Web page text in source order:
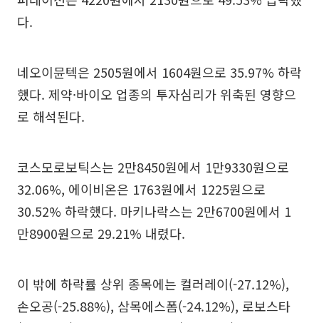
다.
네오이뮨텍은 2505원에서 1604원으로 35.97% 하락
했다. 제약·바이오 업종의 투자심리가 위축된 영향으
로 해석된다.
코스모로보틱스는 2만8450원에서 1만9330원으로
32.06%, 에이비온은 1763원에서 1225원으로
30.52% 하락했다. 마키나락스는 2만6700원에서 1
만8900원으로 29.21% 내렸다.
이 밖에 하락률 상위 종목에는 컬러레이(-27.12%),
손오공(-25.88%), 삼목에스폼(-24.12%), 로보스타